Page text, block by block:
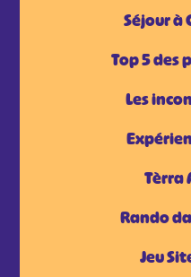
Séjour à
Top 5 des
Les
Tèrra
Rando
Jeu